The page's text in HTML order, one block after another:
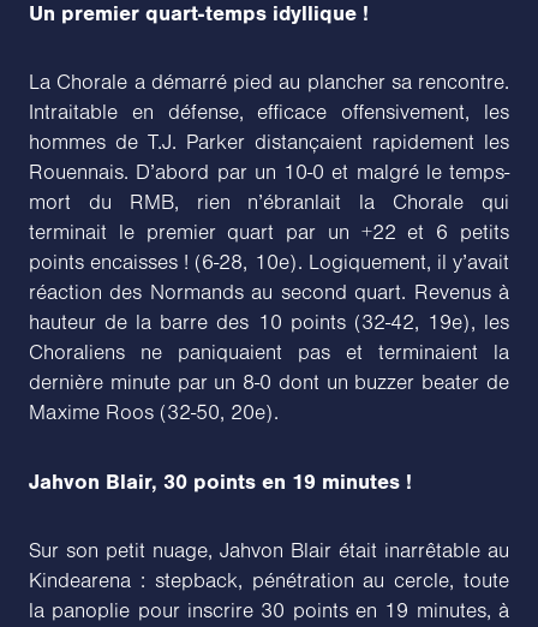
Un premier quart-temps idyllique !
La Chorale a démarré pied au plancher sa rencontre.
Intraitable en défense, efficace offensivement, les
hommes de T.J. Parker distançaient rapidement les
Rouennais. D’abord par un 10-0 et malgré le temps-
mort du RMB, rien n’ébranlait la Chorale qui
terminait le premier quart par un +22 et 6 petits
points encaisses ! (6-28, 10e). Logiquement, il y’avait
réaction des Normands au second quart. Revenus à
hauteur de la barre des 10 points (32-42, 19e), les
Choraliens ne paniquaient pas et terminaient la
dernière minute par un 8-0 dont un buzzer beater de
Maxime Roos (32-50, 20e).
Jahvon Blair, 30 points en 19 minutes !
Sur son petit nuage, Jahvon Blair était inarrêtable au
Kindearena : stepback, pénétration au cercle, toute
la panoplie pour inscrire 30 points en 19 minutes, à